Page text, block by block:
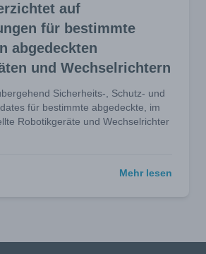
auf
für bestimmte
abgedeckten
und Wechselrichtern
Sicherheits-, Schutz- und
für bestimmte abgedeckte, im
Robotikgeräte und Wechselrichter
Mehr lesen